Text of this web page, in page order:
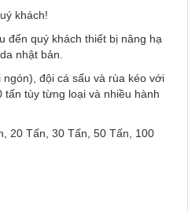
khách!
đến quý khách thiết bị nâng hạ
nhật bản.
đội cá sấu và rùa kéo với
tùy từng loại và nhiều hành
20 Tấn, 30 Tấn, 50 Tấn, 100